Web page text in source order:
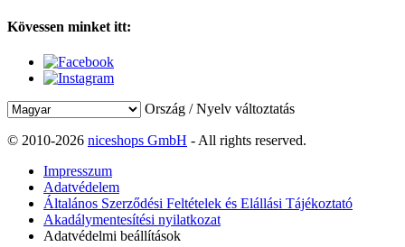
Kövessen minket itt:
Ország / Nyelv változtatás
© 2010-2026 niceshops GmbH - All rights reserved.
Impresszum
Adatvédelem
Általános Szerződési Feltételek és Elállási Tájékoztató
Akadálymentesítési nyilatkozat
Adatvédelmi beállítások